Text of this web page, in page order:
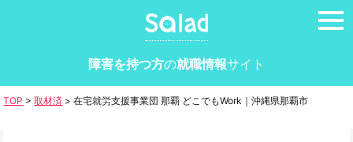
障害を持つ方の就職情報サイト
TOP >取材済 >在宅就労支援事業団 那覇 どこでもWork｜沖縄県那覇市